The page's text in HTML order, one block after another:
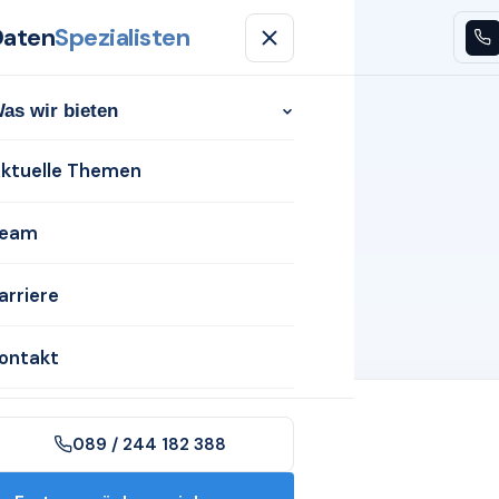
Aktuelle ThemenTeam Karriere
Spezialisten
wir bieten
Themen
089 / 244 182 388